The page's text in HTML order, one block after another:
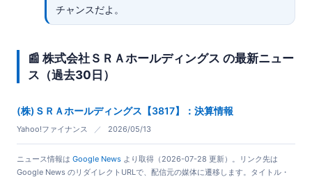
チャンスだよ。
📰 株式会社ＳＲＡホールディングス の最新ニュー
ス（過去30日）
(株)ＳＲＡホールディングス【3817】：決算情報
Yahoo!ファイナンス ／ 2026/05/13
ニュース情報は Google News より取得（2026-07-28 更新）。リンク先は
Google News のリダイレクトURLで、配信元の媒体に遷移します。タイトル・